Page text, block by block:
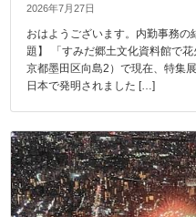
2026年7月27日
おはようございます。内勤事務
題】 「すみだ郷土文化資料館で
京都墨田区向島2）で現在、特集
日本で発明されました […]